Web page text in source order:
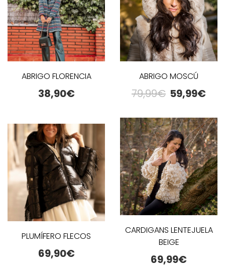
ABRIGO FLORENCIA
38,90€
ABRIGO MOSCÚ
79,99€ 59,99€
PLUMÍFERO FLECOS
69,90€
CARDIGANS LENTEJUELA
BEIGE
69,99€